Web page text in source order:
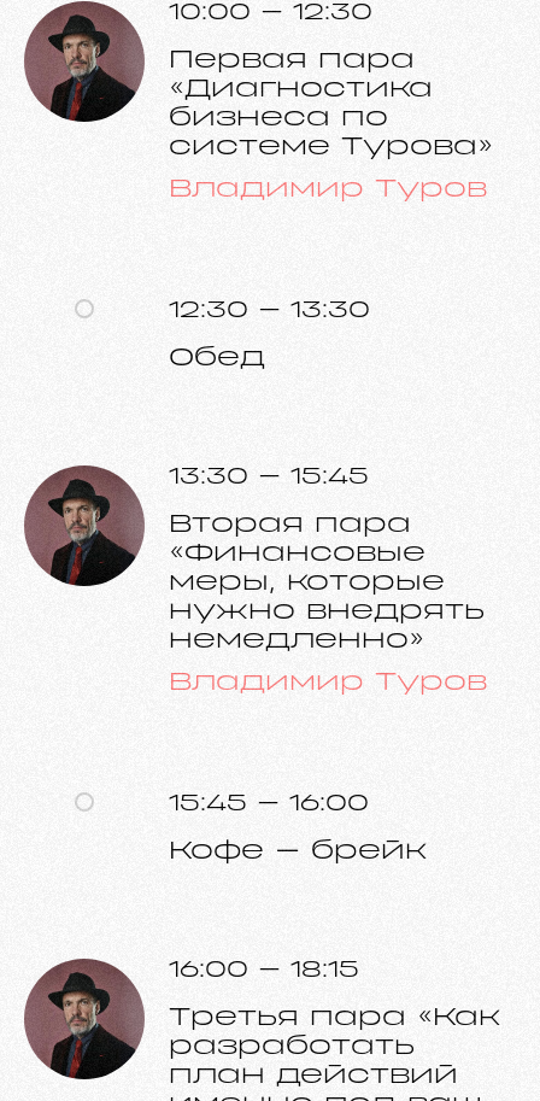
10:00 – 12:30
Первая пара
«Диагностика
бизнеса по
системе Турова»
Владимир Туров
12:30 – 13:30
Обед
13:30 – 15:45
Вторая пара
«Финансовые
меры, которые
нужно внедрять
немедленно»
Владимир Туров
15:45 – 16:00
Кофе – брейк
16:00 – 18:15
Третья пара «Как
разработать
план действий